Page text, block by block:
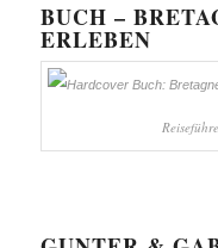
BUCH –
ERLEBEN